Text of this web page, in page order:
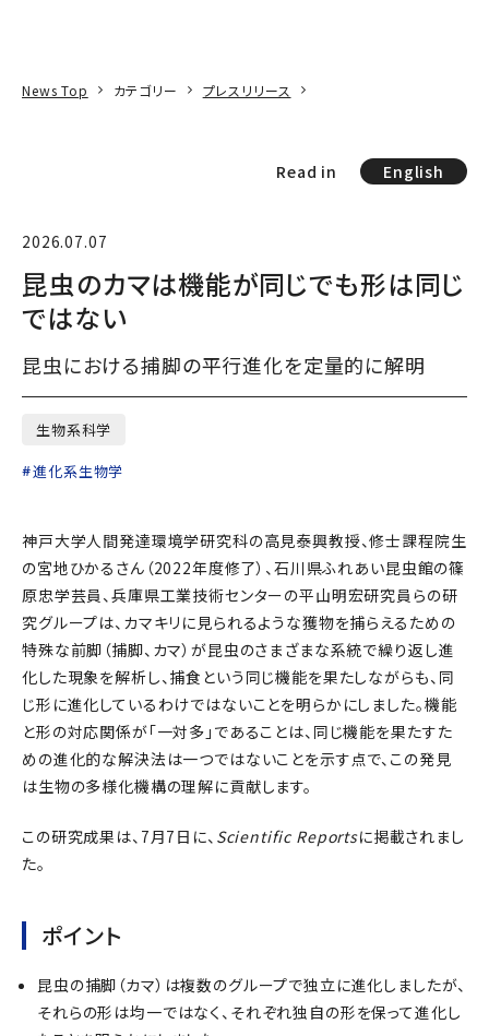
News Top カテゴリー プレスリリース
Read in English
2026.07.07
昆虫のカマは機能が同じでも形は同じ
ではない
昆虫における捕脚の平行進化を定量的に解明
生物系科学
進化系生物学
神戸大学人間発達環境学研究科の高見泰興教授、修士課程院生
の宮地ひかるさん（2022年度修了）、石川県ふれあい昆虫館の篠
原忠学芸員、兵庫県工業技術センターの平山明宏研究員らの研
究グループは、カマキリに見られるような獲物を捕らえるための
特殊な前脚（捕脚、カマ）が昆虫のさまざまな系統で繰り返し進
化した現象を解析し、捕食という同じ機能を果たしながらも、同
じ形に進化しているわけではないことを明らかにしました。機能
と形の対応関係が「一対多」であることは、同じ機能を果たすた
めの進化的な解決法は一つではないことを示す点で、この発見
は生物の多様化機構の理解に貢献します。
この研究成果は、7月7日に、 Scientific Reportsに掲載されまし
た。
ポイント
昆虫の捕脚（カマ）は複数のグループで独立に進化しましたが、
それらの形は均一ではなく、それぞれ独自の形を保って進化し